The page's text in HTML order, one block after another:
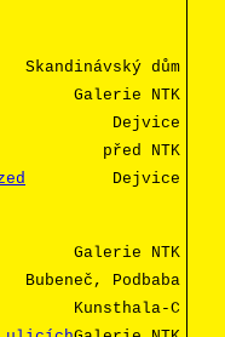
Skandinávský dům
Galerie NTK
Dejvice
před NTK
Dejvice
Galerie NTK
Bubeneč, Podbaba
Kunsthala-C